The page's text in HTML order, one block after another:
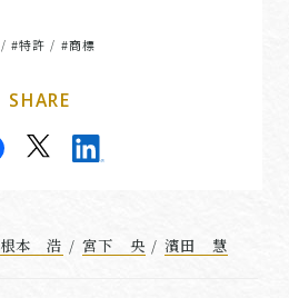
/#特許 / #商標
SHARE
根本 浩 / 宮下 央 / 濱田 慧